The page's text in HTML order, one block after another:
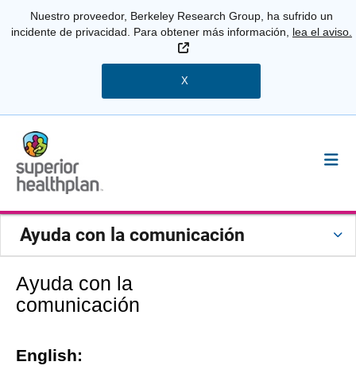
Nuestro proveedor, Berkeley Research Group, ha sufrido un
incidente de privacidad. Para obtener más información, lea el aviso.
Sitio Externo
X
Ayuda con la comunicación
Ayuda con la
comunicación
English: